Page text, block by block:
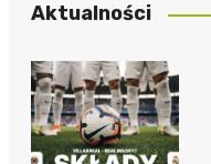
Aktualności